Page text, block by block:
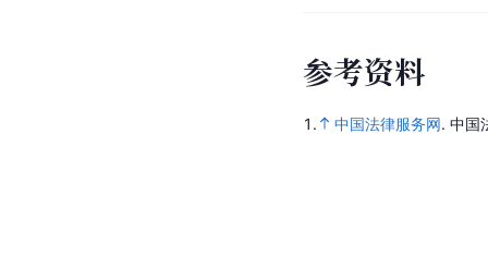
参考资料
1. 中国法律服务网. 中国